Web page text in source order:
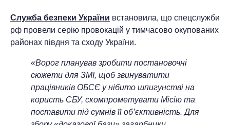
Служба безпеки України встановила, що спецслужби
рф провели серію провокацій у тимчасово окупованих
районах півдня та сходу України.
«Ворог планував зробити постановочні
сюжети для ЗМІ, щоб звинуватити
працівників ОБСЄ у нібито шпигунстві на
користь СБУ, скомпрометувати Місію та
поставити під сумнів її об’єктивність. Для